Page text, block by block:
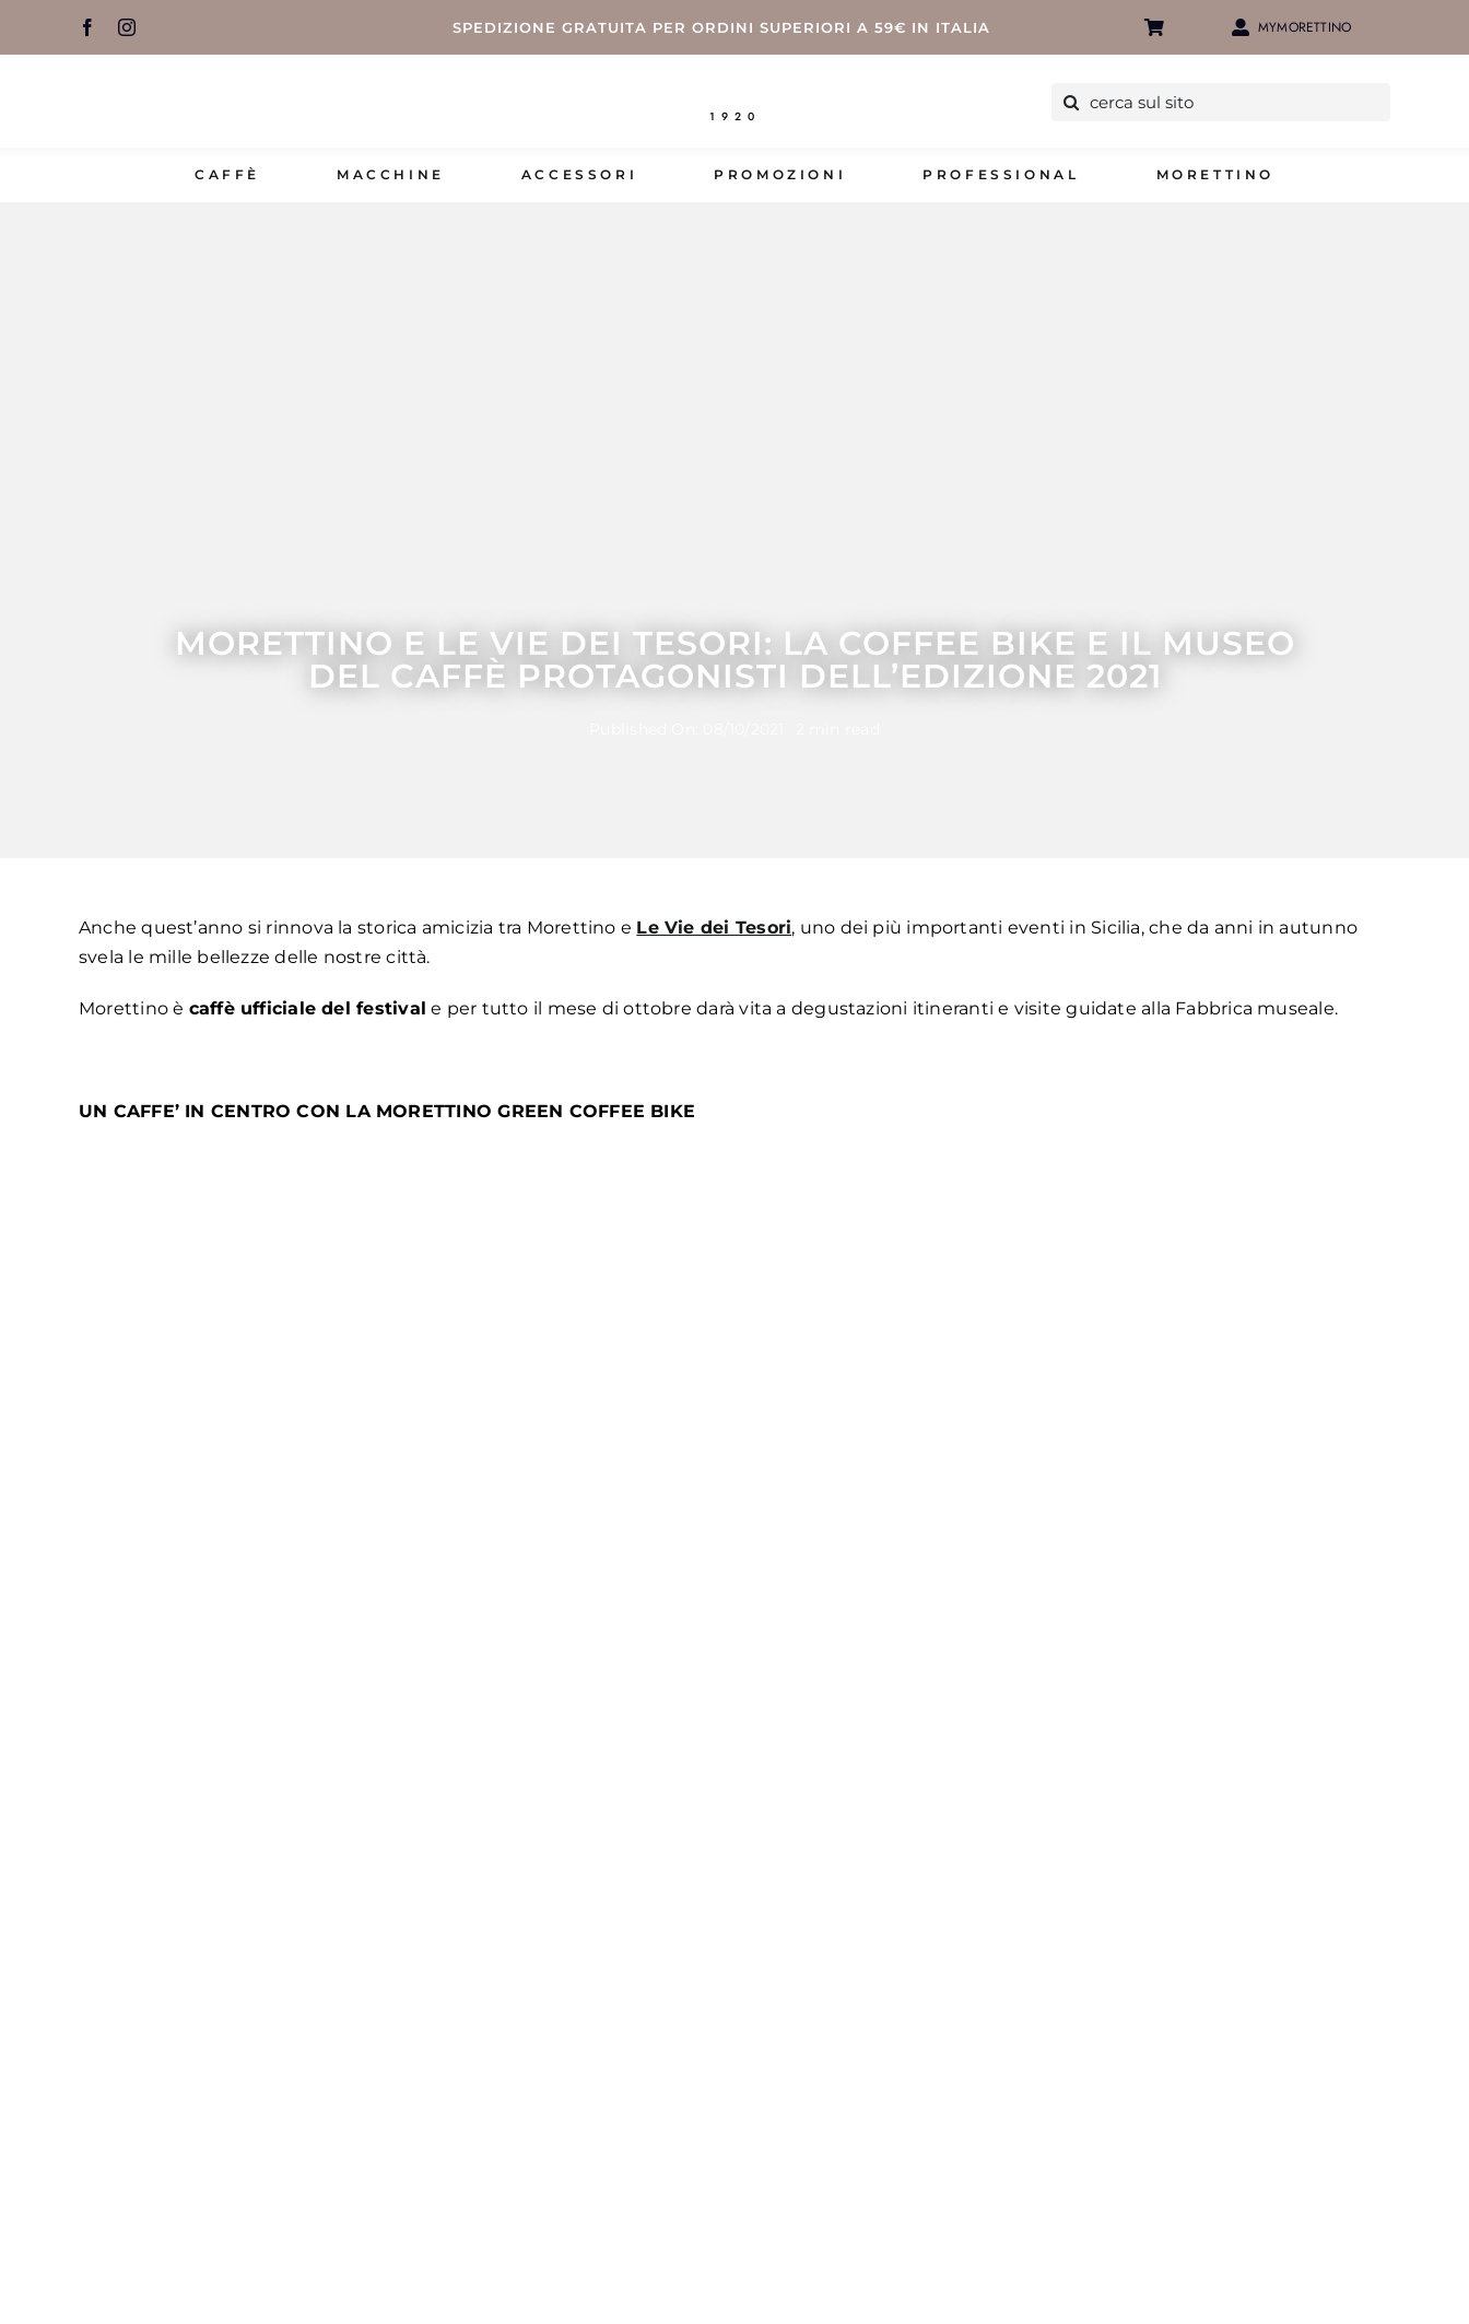
SPEDIZIONE GRATUITA PER ORDINI SUPERIORI A 59€ IN ITALIA MYMORETTINO
1920
Cerca
CAFFÈ MACCHINE ACCESSORI PROMOZIONI PROFESSIONAL MORETTINO
MORETTINO E LE VIE DEI TESORI: LA COFFEE BIKE E IL MUSEO
DEL CAFFÈ PROTAGONISTI DELL’EDIZIONE 2021
Anche quest’anno si rinnova la storica amicizia tra Morettino e Le Vie dei Tesori, uno dei più importanti eventi in Sicilia, che da anni in autunno
svela le mille bellezze delle nostre città.
Morettino è caffè ufficiale del festival e per tutto il mese di ottobre darà vita a degustazioni itineranti e visite guidate alla Fabbrica museale.
UN CAFFE’ IN CENTRO CON LA MORETTINO GREEN COFFEE BIKE